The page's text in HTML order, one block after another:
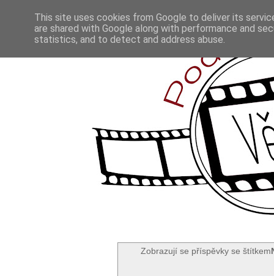
Zobrazují se příspěvky se štítkem
This site uses cookies from Google to deliver its
are shared with Google along with performance and
statistics, and to detect and address abuse.